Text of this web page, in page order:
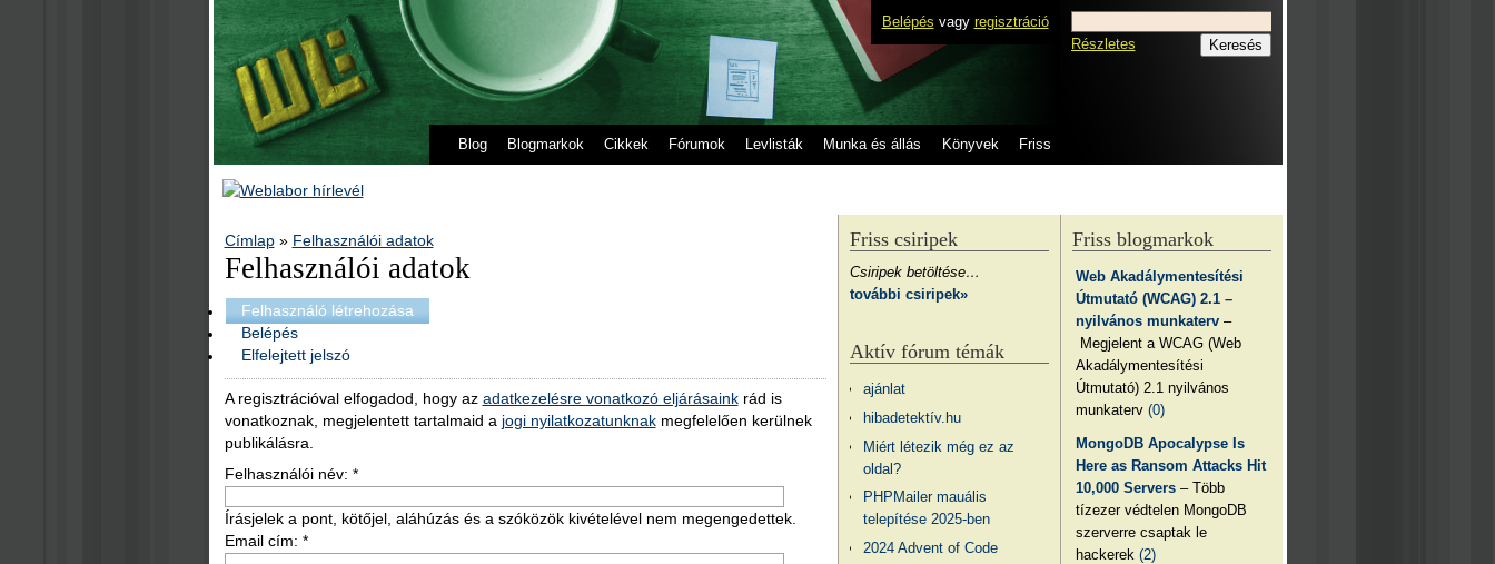
Belépés vagy regisztráció
Blog Blogmarkok Cikkek Fórumok Levlisták Munka és állás Könyvek Friss
Részletes
Címlap» Felhasználói adatok
Felhasználói adatok
Felhasználó létrehozása
Belépés
Elfelejtett jelszó
A regisztrációval elfogadod, hogy az adatkezelésre vonatkozó eljárásainkrád is
vonatkoznak, megjelentett tartalmaid a jogi nyilatkozatunknakmegfelelően kerülnek
publikálásra.
Felhasználói név: *
Írásjelek a pont, kötőjel, aláhúzás és a szóközök kivételével nem megengedettek.
Email cím: *
Friss blogmarkok
Web Akadálymentesítési
Útmutató (WCAG) 2.1 –
nyilvános munkaterv –
Megjelent a WCAG (Web
Akadálymentesítési
Útmutató) 2.1 nyilvános
munkaterv(0)
MongoDB Apocalypse Is
Here as Ransom Attacks Hit
10,000 Servers – Több
tízezer védtelen MongoDB
szerverre csaptak le
hackerek(2)
Friss csiripek
Csiripek betöltése…
további csiripek»
Aktív fórum témák
ajánlat
hibadetektív.hu
Miért létezik még ez az
oldal?
PHPMailer mauális
telepítése 2025-ben
2024 Advent of Code